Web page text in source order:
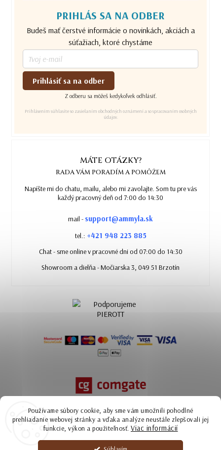
Používame súbory cookie, aby sme vám umožnili pohodlné
prehliadanie webovej stránky a vďaka analýze neustále zlepšovali jej
funkcie, výkon a použiteľnosť. Viac informácií
PRIHLÁS SA NA ODBER
Budeš mať čerstvé informácie o novinkách, akciách a
súťažiach, ktoré chystáme
Prihlásiť sa na odber
Z odberu sa môžeš kedykoľvek odhlásiť.
Prihlásením súhlasíte so zasielaním obchodných oznámení a so spracovaním osobných
údajov.
MÁTE OTÁZKY?
RADA VÁM PORADÍM A POMÔŽEM
Napíšte mi do chatu, mailu, alebo mi zavolajte. Som tu pre vás
každý pracovný deň od 7:00 do 14:30
mail - support@ammyla.sk
tel.: +421 948 223 885
Chat - sme online v pracovné dni od 07:00 do 14:30
Showroom a dielňa - Močiarska 3, 049 51 Brzotín